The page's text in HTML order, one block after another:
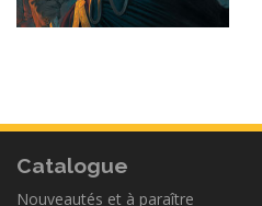
Catalogue
Nouveautés et à paraître